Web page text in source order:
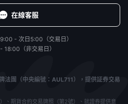
在線客服
- 次日5:00（交易日）
18:00（非交易日）
法團（中央編號：AUL711），提供証券交易
、期貨合約交易牌照（第2號）、就證券提供意